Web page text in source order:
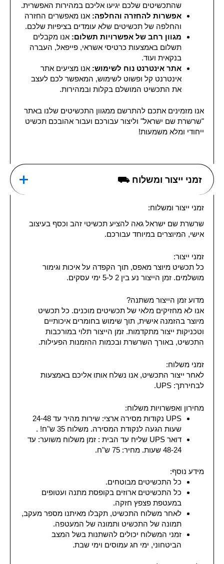
שהתכשיטים שלכם יגיעו אליכם במהירות האפשרית.
אפשרות להחזרה והחלפה: אנו מאפשרים החזרה
והחלפה של תכשיטים שלא עומדים בציפיות שלכם.
מגוון רחב של אפשרויות תשלום: אנו מקבלים
תשלום באמצעות כרטיסי אשראי, פייפאל, העברה
בנקאית ועוד.
אתר אינטרנט נוח לשימוש: אנו מציעים אתר
אינטרנט קל ופשוט לשימוש, המאפשר לכם לעצב
את התכשיט המושלם בקלות ובמהירות.
אנו מזמינים אתכם להתרשם ממגוון התכשיטים שלנו באתר
"שרשרת שם ישראל" וליצור עבורכם ועבור אהובכם תכשיט
ייחודי ומלא משמעות!
זמני ייצור ומשלוח ⛟
זמני ייצור ומשלוח:
שרשרת שם ישראל גאה להציע תכשיטי זהב וכסף בעיצוב
אישי, המיוצרים במיוחד עבורכם.
זמני ייצור:
כל תכשיט מיוצר מאפס, תוך הקפדה על איכות וגימור
מושלמים. זמן הייצור נע בין 2 ל-5 ימי עסקים.
מדוע זמן הייצור משתנה?
אנו לא מחזיקים מלאי של תכשיטים מוכנים. כל תכשיט
מיוצר בהזמנה אישית, תוך שימוש בחומרים איכותיים
וטכניקות ייצור מתקדמות. זמן הייצור תלוי במורכבות
התכשיט, באורך השרשרת ובכמות ההזמנות הפעילות.
זמני משלוח:
לאחר ייצור התכשיט, אנו נשלח אותו אליכם באמצעות
לבחירתך: UPS.
מחירון ואפשרויות משלוח:
UPS נקודות מסירה ארצי: שירות מהיר עד 24-48
שעות הגעה לנקודת המסירה. משלוח 35 ש"ח! .
דואר UPS שליח עד הבית : זמן משלוח משוער: עד
48-24 שעות. מחיר: 75 ש"ח.
מידע נוסף:
כל התכשיטים מבוטחים.
כל התכשיטים ארוזים בקופסת מתנה ועטופים
במעטפת פצפץ חזקה.
לאחר משלוח התכשיט, תקבלו מאיתנו מספר מעקב,
תמונה של התכשיט ותמונה של המעטפה.
זמני המשלוח יכולים להשתנות בשל המצב
הביטחוני, ימי חג עמוסים וימי שבת.